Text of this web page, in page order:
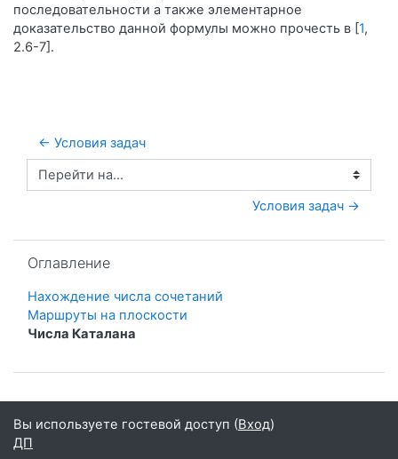
последовательности а также элементарное
доказательство данной формулы можно прочесть в [ 1,
2.6-7].
← Условия задач
Перейти на...
Условия задач →
Оглавление
Нахождение числа сочетаний
Маршруты на плоскости
Числа Каталана
Вы используете гостевой доступ (Вход)
ДП